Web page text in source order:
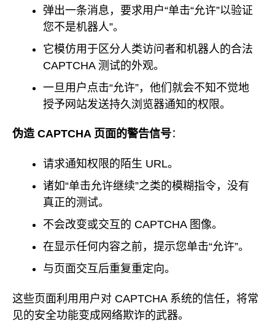
弹出一条消息，要求用户“单击“允许”以验证
您不是机器人”。
它模仿用于区分人类访问者和机器人的合法
CAPTCHA 测试的外观。
一旦用户点击“允许”，他们就会不知不觉地
授予网站发送持久浏览器通知的权限。
伪造 CAPTCHA 页面的警告信号：
请求通知权限的陌生 URL。
诸如“单击允许继续”之类的模糊指令，没有
真正的测试。
不会改变或交互的 CAPTCHA 图像。
在显示任何内容之前，提示您单击“允许”。
与页面交互后重复重定向。
这些页面利用用户对 CAPTCHA 系统的信任，将常
见的安全功能变成网络欺诈的武器。